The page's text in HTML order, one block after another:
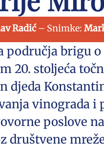
Radić– Snimke:
područja brigu
stoljeća
djeda
vinograda
poslove